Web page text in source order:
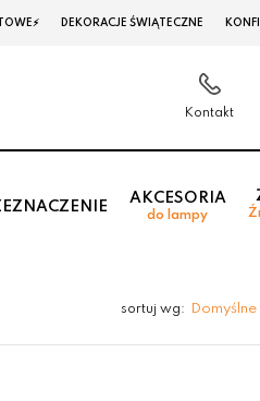
DEKORACJE ŚWIĄTECZNE
Kontakt
AKCESORIA
do lampy
sortuj wg: Domyślne